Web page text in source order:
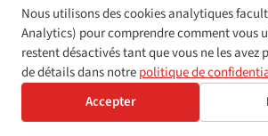
d’exposition en plus du plafond par
même fenêtre de 30 jours représente 45 000
sans mécanisme journalier — la plupart de
centrale et orientale, ainsi que les pays
uniquement sur le plafond du titre pour leur
Nous utilisons des cookies analytiques
Analytics) pour comprendre comment vous
restent désactivés tant que vous ne les avez
de détails dans notrepolitique de
Accepter